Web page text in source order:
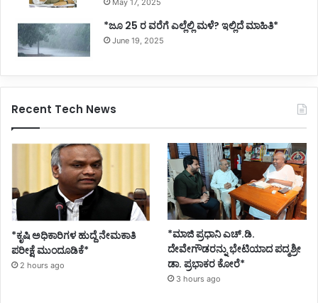
May 17, 2025
*ಜೂ 25 ರ ವರೆಗೆ ಎಲ್ಲೆಲ್ಲಿ ಮಳೆ? ಇಲ್ಲಿದೆ ಮಾಹಿತಿ*
June 19, 2025
Recent Tech News
*ಕೃಷಿ ಅಧಿಕಾರಿಗಳ ಹುದ್ದೆ ನೇಮಕಾತಿ
ಪರೀಕ್ಷೆ ಮುಂದೂಡಿಕೆ*
2 hours ago
*ಮಾಜಿ ಪ್ರಧಾನಿ ಎಚ್.ಡಿ.
ದೇವೇಗೌಡರನ್ನು ಭೇಟಿಯಾದ ಪದ್ಮಶ್ರೀ
ಡಾ. ಪ್ರಭಾಕರ ಕೋರೆ*
3 hours ago